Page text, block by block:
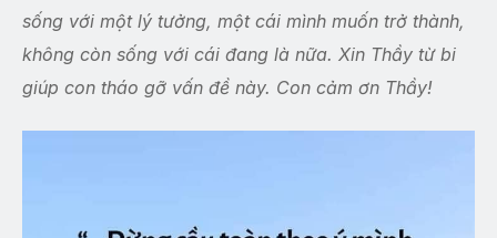
sống với một lý tưởng, một cái mình muốn trở thành,
không còn sống với cái đang là nữa. Xin Thầy từ bi
giúp con tháo gỡ vấn đề này. Con cảm ơn Thầy!